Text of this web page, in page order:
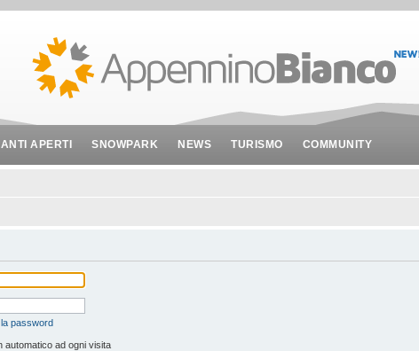
APERTI SNOWPARK NEWS TURISMO COMMUNITY
password
automatico ad ogni visita